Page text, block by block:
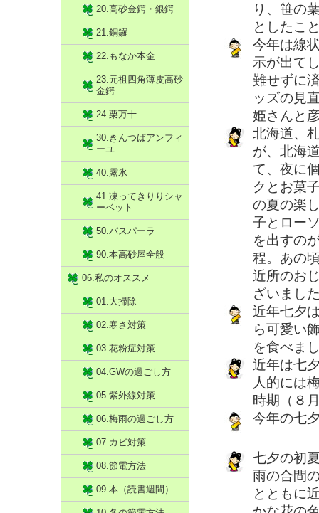
り、笹の
としたこ
今年は線
示が出て
難せずに
ッズの見
姫さんと
北海道、
が、北海
て、夜に
クとお菓
の夏の楽
子とロー
を出すの
程。あの
近所のお
ざいまし
近年七夕
ら可愛い
を食べま
近年は七
人的には
時期（８
今年の七
七夕の初
雨の合間
とともに
20.高砂金鍔・銀鍔
21.銅鑼
22.もなか本金
23.元祖四角薄皮高砂
金鍔
24.栗万十
30.きんつばアンフィ
ーユ
40.露氷
41.凍ってきりりシャ
ーベット
50.パスパーラ
90.本高砂屋全般
06.私のオススメ
01.大掃除
02.寒さ対策
03.花粉症対策
04.GWの過ごし方
05.紫外線対策
06.梅雨の過ごし方
07.カビ対策
08.節電方法
09.本（読書週間）